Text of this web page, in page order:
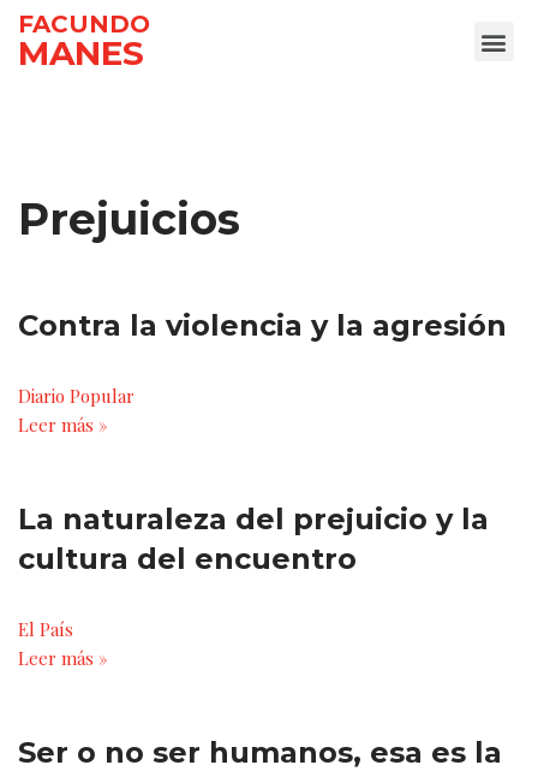
Ir
FACUNDO
MANES
Prejuicios
Contra la violencia y la agresión
Diario Popular
Leer más »
La naturaleza del prejuicio y la
cultura del encuentro
El País
Leer más »
Ser o no ser humanos, esa es la